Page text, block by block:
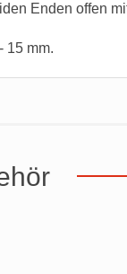
Enden offen
15 mm.